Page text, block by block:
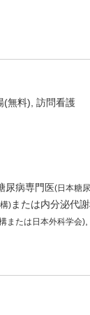
(無料) 訪問看護
尿病専門医(日本糖
)または内分泌代
または日本外科学会)